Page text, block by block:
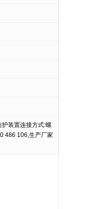
装置连接方式:螺
486 106,生产厂家